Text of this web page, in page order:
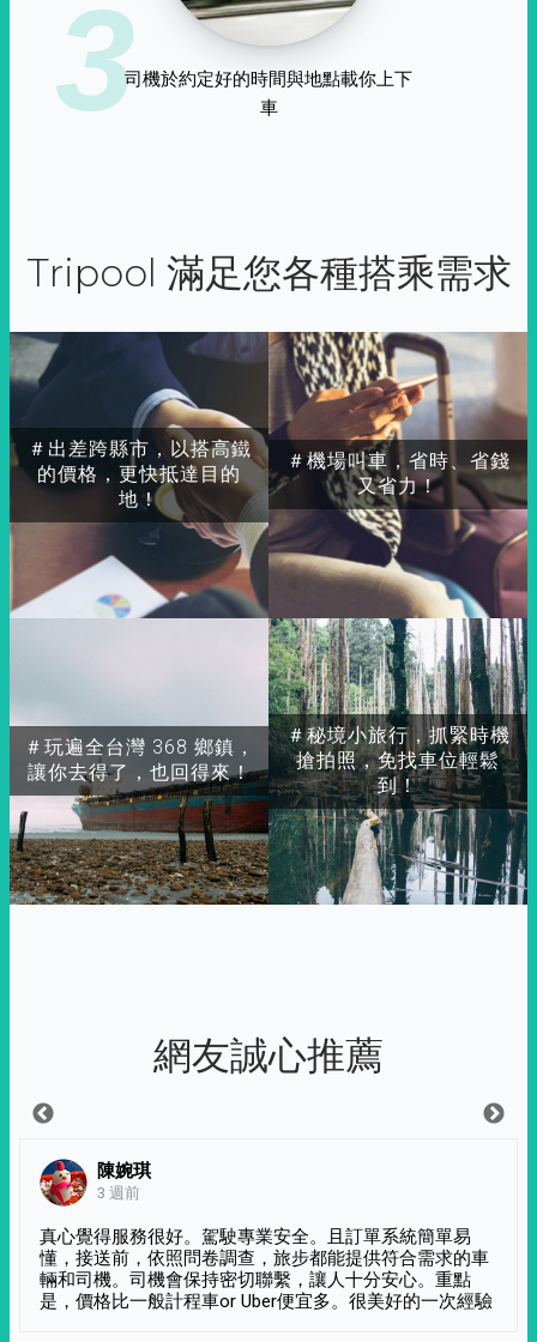
3司機於約定好的時間與地點載你上下
車
Tripool 滿足您各種搭乘需求
＃出差跨縣市，以搭高鐵
的價格，更快抵達目的
地！
＃玩遍全台灣 368 鄉鎮，
讓你去得了，也回得來！
＃秘境小旅行，抓緊時機
搶拍照，免找車位輕鬆
到！
＃機場叫車，省時、省錢
又省力！
網友誠心推薦
陳婉琪
3 週前
真心覺得服務很好。駕駛專業安全。且訂單系統簡單易
懂，接送前，依照問卷調查，旅步都能提供符合需求的車
輛和司機。司機會保持密切聯繫，讓人十分安心。重點
是，價格比一般計程車or Uber便宜多。很美好的一次經驗